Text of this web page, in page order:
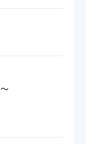
〜